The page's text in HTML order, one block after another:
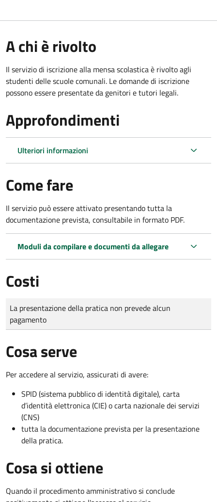
A chi è rivolto
Il servizio di iscrizione alla mensa scolastica è rivolto agli
studenti delle scuole comunali. Le domande di iscrizione
possono essere presentate da genitori e tutori legali.
Approfondimenti
Ulteriori informazioni
Come fare
Il servizio può essere attivato presentando tutta la
documentazione prevista, consultabile in formato PDF.
Moduli da compilare e documenti da allegare
Costi
Tipo di pagamento
Importo
La presentazione della pratica non prevede alcun
pagamento
Cosa serve
Per accedere al servizio, assicurati di avere:
SPID (sistema pubblico di identità digitale), carta
d’identità elettronica (CIE) o carta nazionale dei servizi
(CNS)
tutta la documentazione prevista per la presentazione
della pratica.
Cosa si ottiene
Quando il procedimento amministrativo si conclude